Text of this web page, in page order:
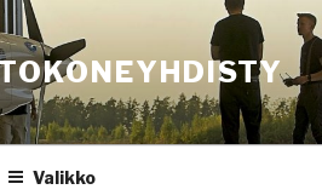
Valikko